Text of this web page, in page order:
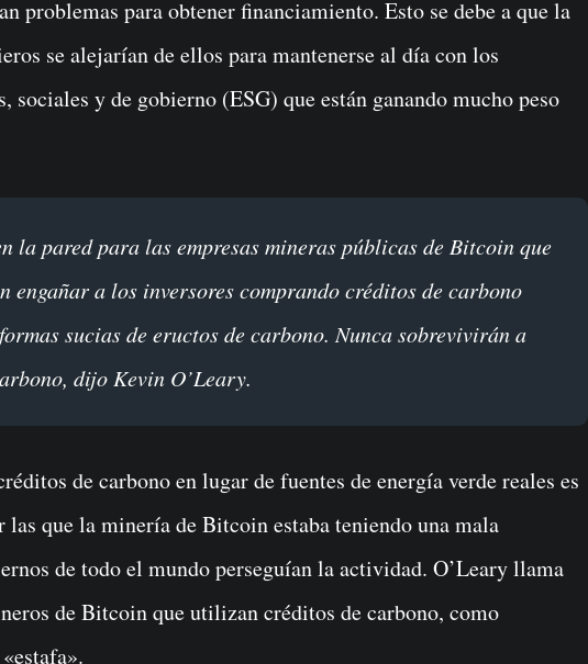
problemas para obtener financiamiento. Esto se debe a que la
se alejarían de ellos para mantenerse al día con los
sociales y de gobierno (ESG) que están ganando mucho peso
engañar a los inversores comprando créditos de carbono
sucias de eructos de carbono. Nunca sobrevivirán a
dijo Kevin O’Leary.
de carbono en lugar de fuentes de energía verde reales es
las que la minería de Bitcoin estaba teniendo una mala
de todo el mundo perseguían la actividad. O’Leary llama
de Bitcoin que utilizan créditos de carbono, como